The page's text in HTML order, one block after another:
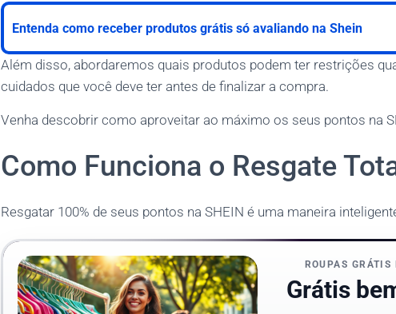
Entenda como receber produtos grátis só avaliando na Shein
Além disso, abordaremos quais produtos podem ter restrições
cuidados que você deve ter antes de finalizar a compra.
Venha descobrir como aproveitar ao máximo os seus pontos na
Como Funciona o Resgate
Resgatar 100% de seus pontos na SHEIN é uma maneira
ROUPAS
Grátis